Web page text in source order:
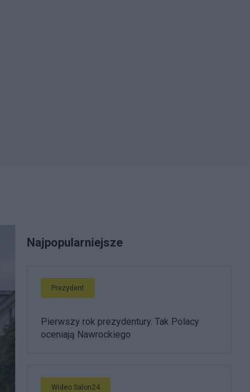
Najpopularniejsze
Prezydent
Pierwszy rok prezydentury. Tak Polacy
oceniają Nawrockiego
Wideo Salon24